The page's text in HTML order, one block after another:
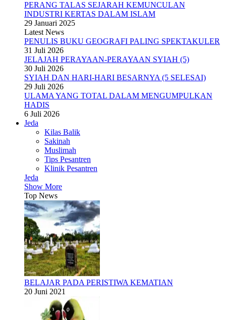
PERANG TALAS SEJARAH KEMUNCULAN
INDUSTRI KERTAS DALAM ISLAM
29 Januari 2025
Latest News
PENULIS BUKU GEOGRAFI PALING SPEKTAKULER
31 Juli 2026
JELAJAH PERAYAAN-PERAYAAN SYIAH (5)
30 Juli 2026
SYIAH DAN HARI-HARI BESARNYA (5 SELESAI)
29 Juli 2026
ULAMA YANG TOTAL DALAM MENGUMPULKAN
HADIS
6 Juli 2026
Jeda
Kilas Balik
Sakinah
Muslimah
Tips Pesantren
Klinik Pesantren
Jeda
Show More
Top News
BELAJAR PADA PERISTIWA KEMATIAN
20 Juni 2021